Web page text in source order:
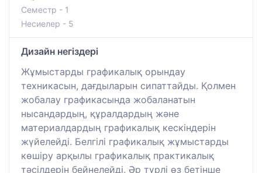
Семестр - 1
Несиелер - 5
Дизайн негіздері
Жұмыстарды графикалық орындау
техникасын, дағдыларын сипаттайды. Қолмен
жобалау графикасында жобаланатын
нысандардың, құралдардың және
материалдардың графикалық кескіндерін
жүйелейді. Белгілі графикалық жұмыстарды
көшіру арқылы графикалық практикалық
тәсілдерін бейнелейді. Әр түрлі өз бетінше